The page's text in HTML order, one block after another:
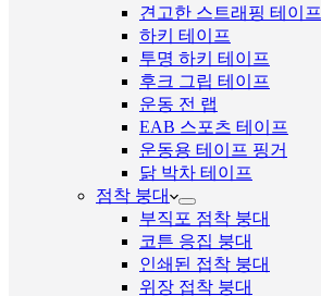
견고한 스트래핑 테이프
하키 테이프
투명 하키 테이프
후크 그립 테이프
운동 전 랩
EAB 스포츠 테이프
운동용 테이프 핑거
닭 박차 테이프
점착 붕대
부직포 점착 붕대
코튼 응집 붕대
인쇄된 접착 붕대
위장 접착 붕대